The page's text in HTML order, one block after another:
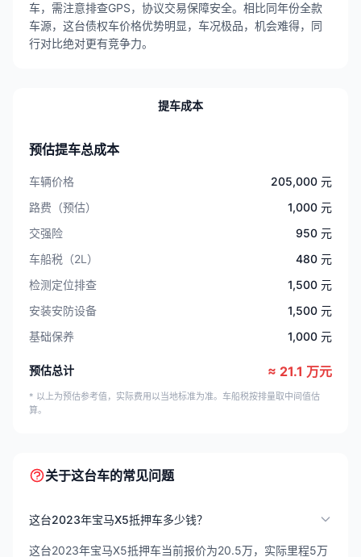
车，需注意排查GPS，协议交易保障安全。相比同年份全款
车源，这台债权车价格优势明显，车况极品，机会难得，同
行对比绝对更有竞争力。
提车成本
预估提车总成本
车辆价格
205,000 元
路费（预估）
1,000 元
交强险
950 元
车船税（2L）
480 元
检测定位排查
1,500 元
安装安防设备
1,500 元
基础保养
1,000 元
预估总计 ≈ 21.1 万元
* 以上为预估参考值，实际费用以当地标准为准。车船税按排量取中间值估
算。
关于这台车的常见问题
这台2023年宝马X5抵押车多少钱？
这台2023年宝马X5抵押车当前报价为20.5万，实际里程5万